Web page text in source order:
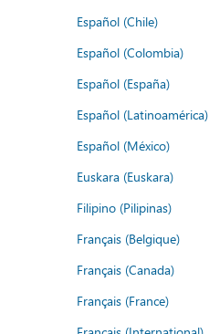
Español (Chile)
Español (Colombia)
Español (España)
Español (Latinoamérica)
Español (México)
Euskara (Euskara)
Filipino (Pilipinas)
Français (Belgique)
Français (Canada)
Français (France)